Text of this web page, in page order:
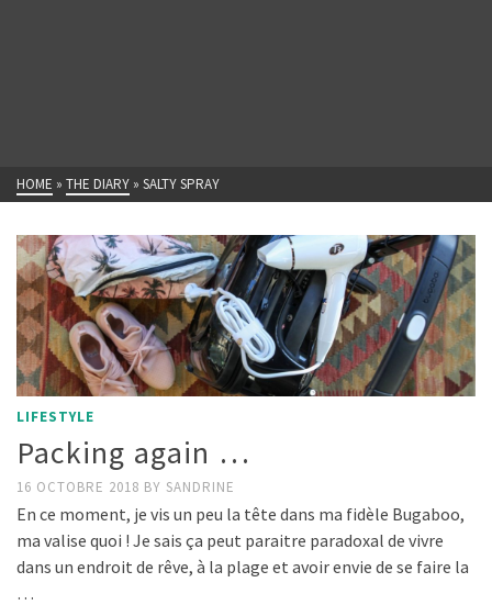
HOME » THE DIARY » SALTY SPRAY
LIFESTYLE
Packing again …
16 OCTOBRE 2018 BY SANDRINE
En ce moment, je vis un peu la tête dans ma fidèle Bugaboo,
ma valise quoi ! Je sais ça peut paraitre paradoxal de vivre
dans un endroit de rêve, à la plage et avoir envie de se faire la
…